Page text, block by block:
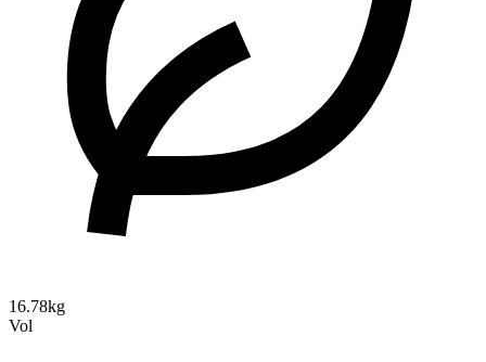
16.78kg
Vol